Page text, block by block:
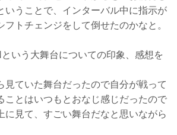
いうことで、インターバル中に指示が
フトチェンジをして倒せたのかなと。
いう大舞台についての印象、感想を
ていた舞台だったので自分が戦って
ことはいつもとおなじ感じだったので
に見て、すごい舞台だなと思いながら